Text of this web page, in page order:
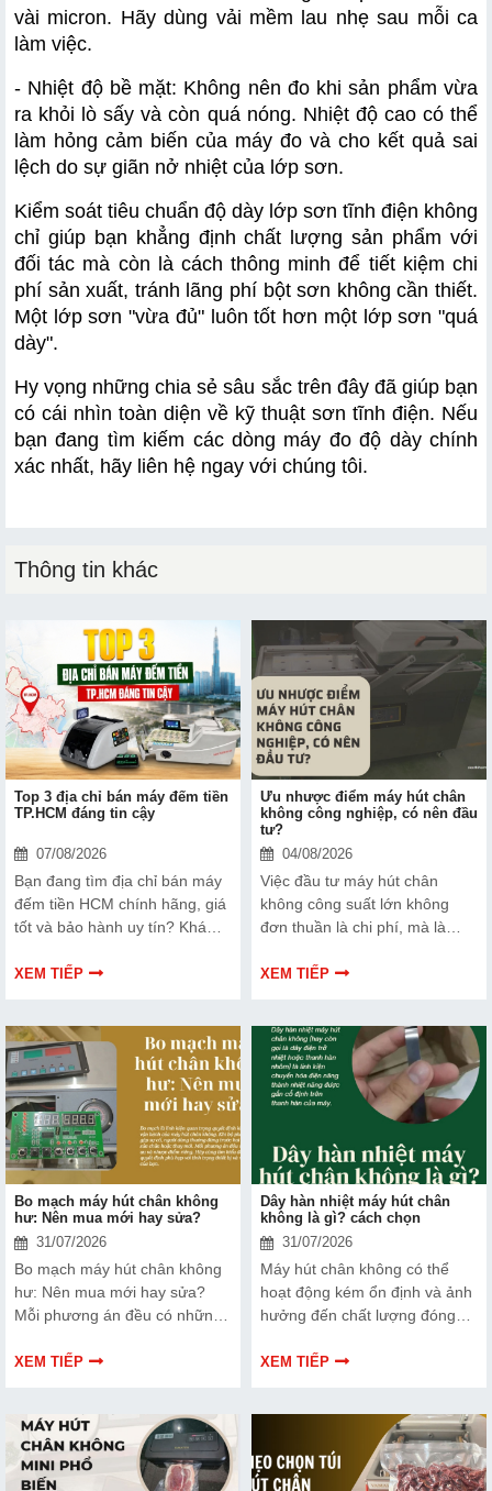
vài micron. Hãy dùng vải mềm lau nhẹ sau mỗi ca
làm việc.
- Nhiệt độ bề mặt: Không nên đo khi sản phẩm vừa
ra khỏi lò sấy và còn quá nóng. Nhiệt độ cao có thể
làm hỏng cảm biến của máy đo và cho kết quả sai
lệch do sự giãn nở nhiệt của lớp sơn.
Kiểm soát tiêu chuẩn độ dày lớp sơn tĩnh điện không
chỉ giúp bạn khẳng định chất lượng sản phẩm với
đối tác mà còn là cách thông minh để tiết kiệm chi
phí sản xuất, tránh lãng phí bột sơn không cần thiết.
Một lớp sơn "vừa đủ" luôn tốt hơn một lớp sơn "quá
dày".
Hy vọng những chia sẻ sâu sắc trên đây đã giúp bạn
có cái nhìn toàn diện về kỹ thuật sơn tĩnh điện. Nếu
bạn đang tìm kiếm các dòng máy đo độ dày chính
xác nhất, hãy liên hệ ngay với chúng tôi.
Thông tin khác
Top 3 địa chỉ bán máy đếm tiền
TP.HCM đáng tin cậy
07/08/2026
Bạn đang tìm địa chỉ bán máy
đếm tiền HCM chính hãng, giá
tốt và bảo hành uy tín? Khám
nhiều doanh nghiệp, cửa hàng
XEM TIẾP
Ưu nhược điểm máy hút chân
không công nghiệp, có nên đầu
tư?
04/08/2026
Việc đầu tư máy hút chân
không công suất lớn không
đơn thuần là chi phí, mà là
sản phẩm và nâng cao vị thế
điểm của thiết bị này để có
thêm thông tin và giúp bạn đưa
ra lựa chọn phù hợp, hiệu quả
hơn nhé!
XEM TIẾP
Bo mạch máy hút chân không
hư: Nên mua mới hay sửa?
31/07/2026
Bo mạch máy hút chân không
hư: Nên mua mới hay sửa?
Mỗi phương án đều có những
cùng tìm hiểu để đưa ra quyết
XEM TIẾP
Dây hàn nhiệt máy hút chân
không là gì? cách chọn
31/07/2026
Máy hút chân không có thể
hoạt động kém ổn định và ảnh
hưởng đến chất lượng đóng
Bài viết dưới đây sẽ giúp bạn
XEM TIẾP